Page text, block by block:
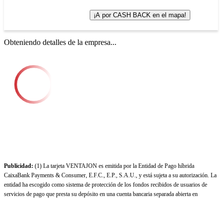
¡A por CASH BACK en el mapa!
Obteniendo detalles de la empresa...
Publicidad: (1) La tarjeta VENTAJON es emitida por la Entidad de Pago híbrida
CaixaBank Payments & Consumer, E.F.C., E.P., S.A.U., y está sujeta a su autorización. La
entidad ha escogido como sistema de protección de los fondos recibidos de usuarios de
servicios de pago que presta su depósito en una cuenta bancaria separada abierta en